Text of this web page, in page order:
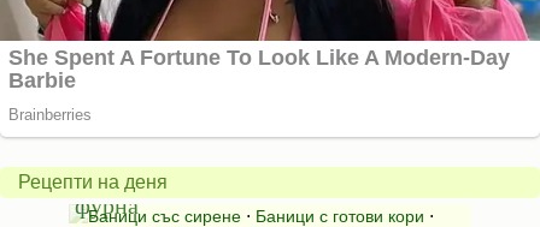
Рецепти на деня
Вита
баница
в
халогенна
фурна
Баници със сирене ⋅ Баници с готови кори ⋅
за